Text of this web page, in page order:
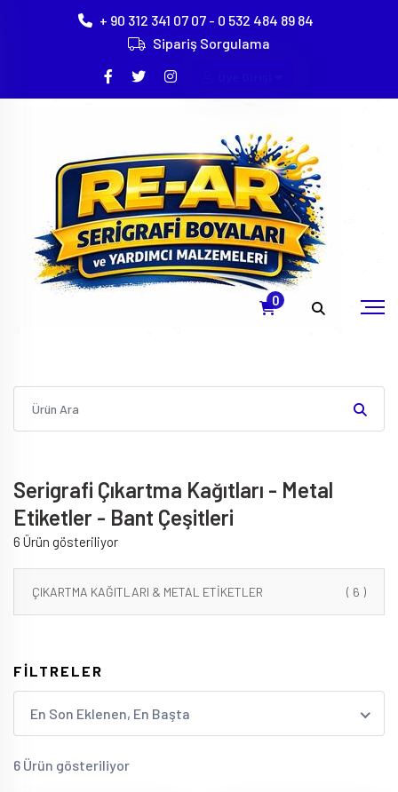
+ 90 312 341 07 07 - 0 532 484 89 84
Sipariş Sorgulama
0
Serigrafi Çıkartma Kağıtları - Metal
Etiketler - Bant Çeşitleri
Anasayfa
Serigrafi Çıkartma Kağıtları - Metal Etiketler - Bant
Çeşitleri
Serigrafi Çıkartma Kağıtları - Metal
Etiketler - Bant Çeşitleri
6 Ürün gösteriliyor
ÇIKARTMA KAĞITLARI & METAL ETİKETLER ( 6 )
FİLTRELER
En Son Eklenen, En Başta
6 Ürün gösteriliyor